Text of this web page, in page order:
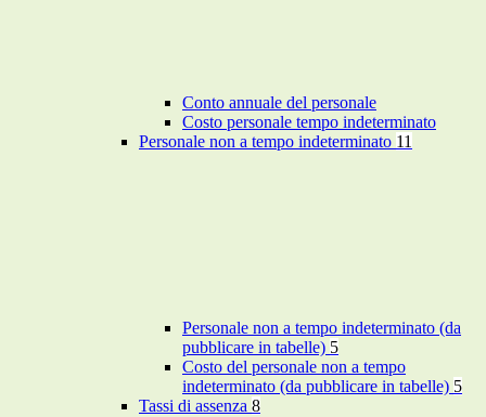
Conto annuale del personale
Costo personale tempo indeterminato
Personale non a tempo indeterminato 11
Personale non a tempo indeterminato (da
pubblicare in tabelle) 5
Costo del personale non a tempo
indeterminato (da pubblicare in tabelle) 5
Tassi di assenza 8